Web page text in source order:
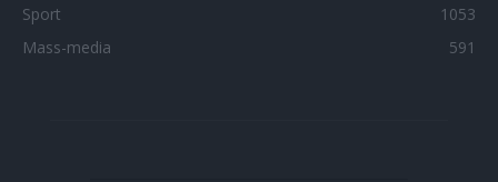
Sport
1053
Mass-media
591